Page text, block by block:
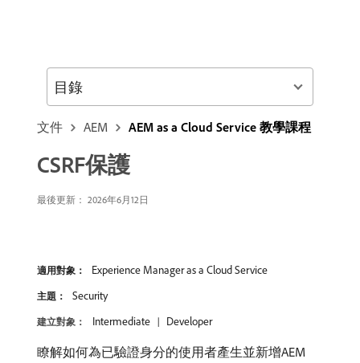
文件 AEM AEM as a Cloud Service 教學課程
CSRF保護
最後更新： 2026年6月12日
適用對象： Experience Manager as a Cloud Service
主題： Security
建立對象： Intermediate Developer
瞭解如何為已驗證身分的使用者產生並新增AEM
目錄